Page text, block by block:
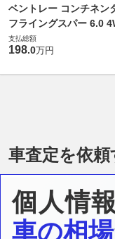
ベントレー コンチネン
フライングスパー 6.0
支払総額
198.0万円
車査定を依頼
個人情報
車の相場